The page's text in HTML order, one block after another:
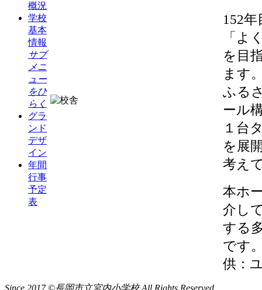
概況
学校
基本
情報
サブ
メニ
ュー
をひ
らく
グラ
ンド
デザ
イン
年間
行事
予定
表
152
「よ
を目
ます
ふる
ール
１台
を展
考え
本ホ
介し
する
です
供：
Since 2017 ©長岡市立宮内小学校 All Rights Reserved.